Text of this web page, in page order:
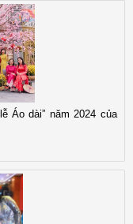
Áo dài” năm 2024 của